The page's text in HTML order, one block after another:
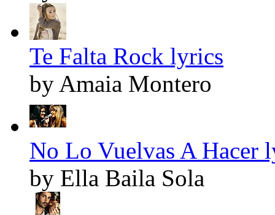
Te Falta Rock lyrics
by Amaia Montero
No Lo Vuelvas A Hacer
by Ella Baila Sola